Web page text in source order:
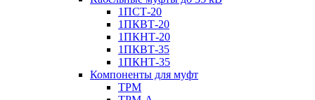
1ПСТ-20
1ПКВТ-20
1ПКНТ-20
1ПКВТ-35
1ПКНТ-35
Компоненты для муфт
ТРМ